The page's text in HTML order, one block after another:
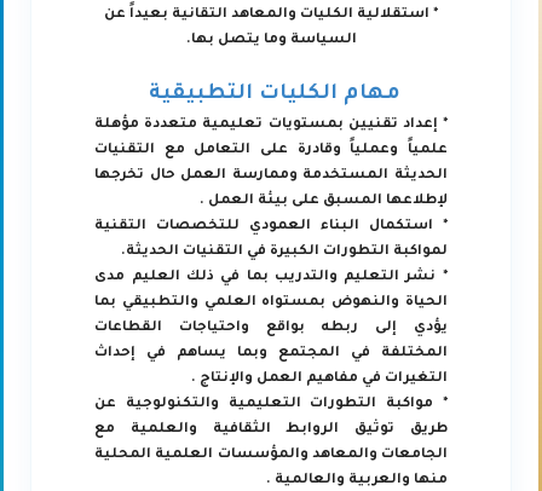
* استقلالية الكليات والمعاهد التقانية بعيداً عن
السياسة وما يتصل بها.
مهام الكليات التطبيقية
* إعداد تقنيين بمستويات تعليمية متعددة مؤهلة
علمياً وعملياً وقادرة على التعامل مع التقنيات
الحديثة المستخدمة وممارسة العمل حال تخرجها
لإطلاعها المسبق على بيئة العمل .
* استكمال البناء العمودي للتخصصات التقنية
لمواكبة التطورات الكبيرة في التقنيات الحديثة.
* نشر التعليم والتدريب بما في ذلك العليم مدى
الحياة والنهوض بمستواه العلمي والتطبيقي بما
يؤدي إلى ربطه بواقع واحتياجات القطاعات
المختلفة في المجتمع وبما يساهم في إحداث
التغيرات في مفاهيم العمل والإنتاج .
* مواكبة التطورات التعليمية والتكنولوجية عن
طريق توثيق الروابط الثقافية والعلمية مع
الجامعات والمعاهد والمؤسسات العلمية المحلية
منها والعربية والعالمية .